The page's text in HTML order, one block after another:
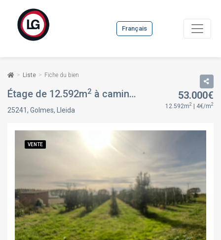
Français
Liste Fiche du bien
Étage de 12.592m2 à camino camino, 78, à Golmes, Lleida
25241, Golmes, Lleida
53.000€
12.592m2 | 4€/m2
VENTE